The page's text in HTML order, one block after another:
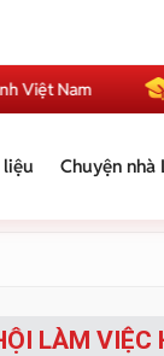
Nam
liệu Chuyện nhà
LÀM VIỆC